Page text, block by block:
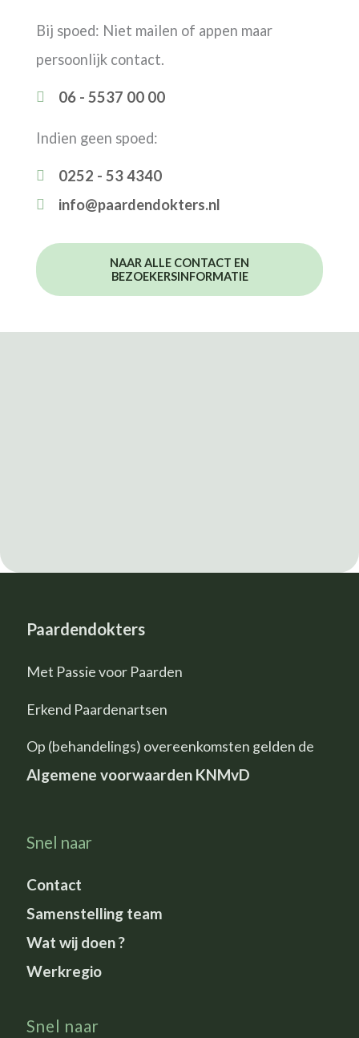
Bij spoed: Niet mailen of appen maar
persoonlijk contact.
06 - 5537 00 00
Indien geen spoed:
0252 - 53 4340
info@paardendokters.nl
NAAR ALLE CONTACT EN
BEZOEKERSINFORMATIE
Paardendokters
Met Passie voor Paarden
Erkend Paardenartsen
Op (behandelings) overeenkomsten gelden de
Algemene voorwaarden KNMvD
Snel naar
Contact
Samenstelling team
Wat wij doen ?
Werkregio
Snel naar